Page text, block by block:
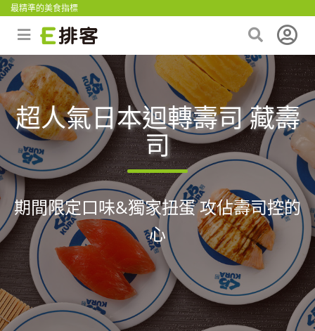
最精準的美食指標
超人氣日本迴轉壽司 藏壽
司
期間限定口味&獨家扭蛋 攻佔壽司控的
心